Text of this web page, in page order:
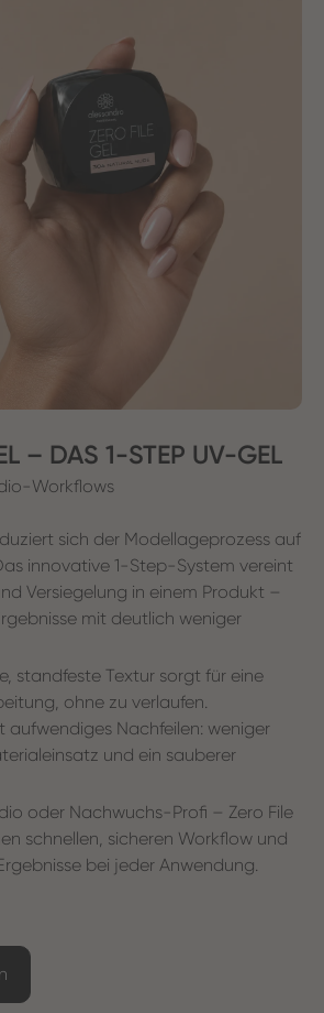
– DAS 1-STEP UV-GEL
Workflows
sich der Modellageprozess auf
innovative 1-Step-System vereint
Versiegelung in einem Produkt –
mit deutlich weniger
standfeste Textur sorgt für eine
ohne zu verlaufen.
aufwendiges Nachfeilen: weniger
und ein sauberer
oder Nachwuchs-Profi – Zero File
schnellen, sicheren Workflow und
bei jeder Anwendung.